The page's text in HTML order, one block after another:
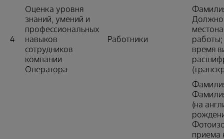
4
Оценка уровня
знаний, умений и
профессиональных
навыков
сотрудников
компании
Оператора
Работники
работы;
время
(на
приема